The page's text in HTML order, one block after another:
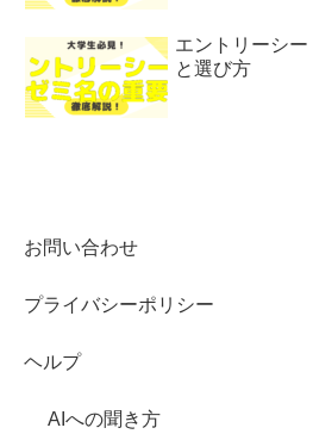
エントリーシ
と選び方
お問い合わせ
プライバシーポリシー
ヘルプ
AIへの聞き方